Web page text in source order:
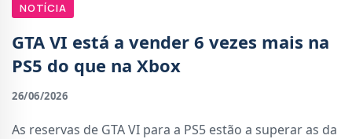
NOTÍCIA
GTA VI está a vender 6 vezes mais na
PS5 do que na Xbox
26/06/2026
As reservas de GTA VI para a PS5 estão a superar as da